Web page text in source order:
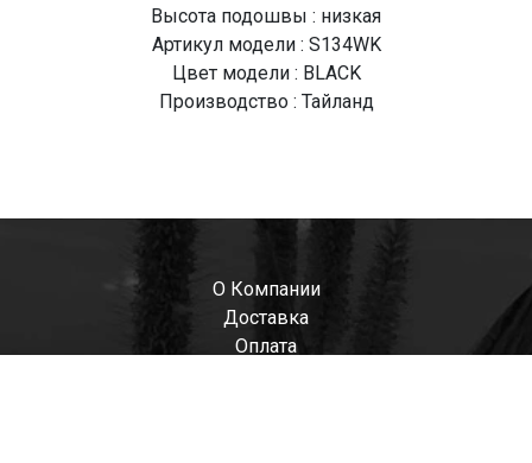
Высота подошвы : низкая
Артикул модели : S134WK
Цвет модели : BLACK
Производство : Тайланд
О Компании
Доставка
Оплата